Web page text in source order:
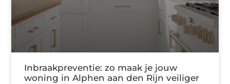
Inbraakpreventie: zo maak je jouw
woning in Alphen aan den Rijn veiliger